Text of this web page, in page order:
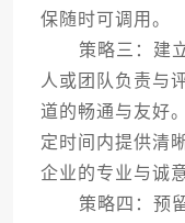
保随时可调用。
策略三：建立
人或团队负责与
道的畅通与友好
定时间内提供清
企业的专业与诚意
策略四：预留